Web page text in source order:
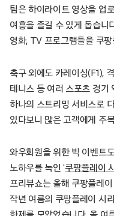
팀은 하이라이트 영상을 업
여흥을 즐길 수 있게 돕습니
영화, TV 프로그램들을 쿠
축구 외에도 카레이싱(F1),
테니스 등 여러 스포츠 경기
하나의 스트리밍 서비스로
있다보니 많은 고객에게 주
와우회원을 위한 빅 이벤트
노하우를 녹인 ‘쿠팡플레이
프리뷰쇼는 올해 쿠팡플레
작년 여름의 쿠팡플레이 시